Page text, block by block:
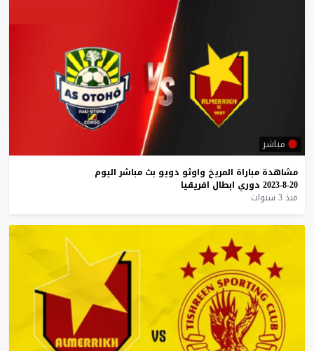
مباشر
مشاهدة مباراة المريخ واوثو دويو بث مباشر اليوم
20-8-2023
دوري ابطال افريقيا
منذ 3 سنوات